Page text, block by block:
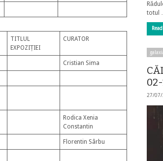
TITLUL
EXPOZIȚIEI
CURATOR
Cristian Sima
Rodica Xenia
Constantin
Florentin Sârbu
totul
27/07/